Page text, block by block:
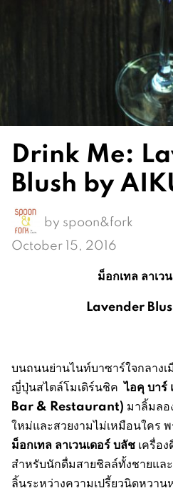
Drink Me:
Blush by
by spoon&fork
October 15, 2016
ม็อกเทล ลาเว
Lavender
บนถนนย่านไนท์บาซาร์ใจกลางเ
ญี่ปุ่นสไตล์โมเดิร์นชิคไอคุ บาร์
Bar & Restaurant) มาลิ้มล
ใหม่และสวยงามไม่เหมือนใคร
ม็อกเทล ลาเวนเดอร์ บลัช เครื่อ
สำหรับนักดื่มสายชิลล์ทั้งชายแ
ลิ้นระหว่างความเปรี้ยวนิดหวา